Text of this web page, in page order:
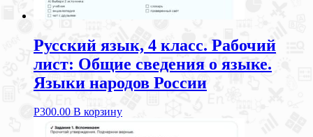
Русский язык, 4 класс. Рабочий
лист: Общие сведения о языке.
Языки народов России
Р300.00 В корзину